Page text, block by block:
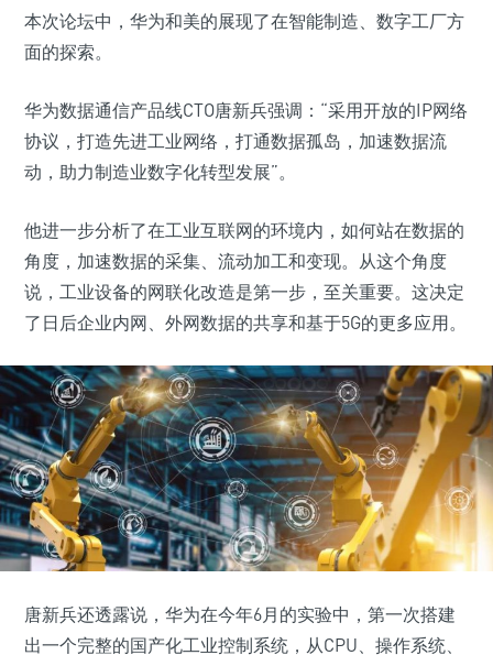
本次论坛中，华为和美的展现了在智能制造、数字工厂方
面的探索。
华为数据通信产品线CTO唐新兵强调：“采用开放的IP网络
协议，打造先进工业网络，打通数据孤岛，加速数据流
动，助力制造业数字化转型发展”。
他进一步分析了在工业互联网的环境内，如何站在数据的
角度，加速数据的采集、流动加工和变现。从这个角度
说，工业设备的网联化改造是第一步，至关重要。这决定
了日后企业内网、外网数据的共享和基于5G的更多应用。
唐新兵还透露说，华为在今年6月的实验中，第一次搭建
出一个完整的国产化工业控制系统，从CPU、操作系统、